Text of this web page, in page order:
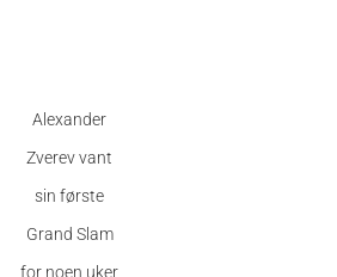
Alexander
Zverev vant
sin første
Grand Slam
for noen uker